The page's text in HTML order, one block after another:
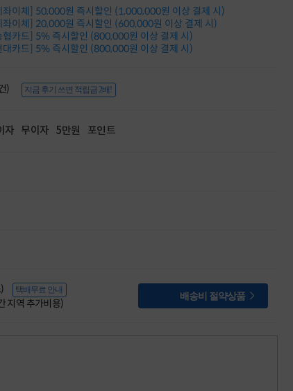
MSI 공유기
적립금 3% 페이백
시스코 스위칭허브
누적 금액 별
프로 에센셜
좌이체] 50,000원 즉시할인 (1,000,000원 이상 결제 시)
좌이체] 20,000원 즉시할인 (600,000원 이상 결제 시)
협카드] 5% 즉시할인 (800,000원 이상 결제 시)
대카드] 5% 즉시할인 (800,000원 이상 결제 시)
) 지금 후기 쓰면 적립금 2배!
자 무이자 5만원 포인트
택배무료 안내
지역 추가비용)
배송비 절약상품 